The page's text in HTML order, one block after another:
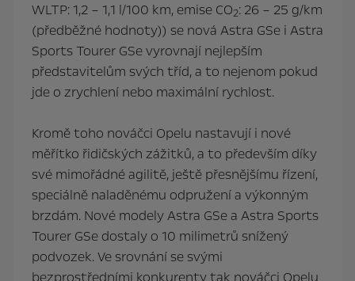
WLTP: 1,2 – 1,1 l/100 km, emise CO2: 26 – 25 g/km
(předběžné hodnoty)) se nová Astra GSe i Astra
Sports Tourer GSe vyrovnají nejlepším
představitelům svých tříd, a to nejenom pokud
jde o zrychlení nebo maximální rychlost.
Kromě toho nováčci Opelu nastavují i nové
měřítko řidičských zážitků, a to především díky
své mimořádné agilitě, ještě přesnějšímu řízení,
speciálně naladěnému odpružení a výkonným
brzdám. Nové modely Astra GSe a Astra Sports
Tourer GSe dostaly o 10 milimetrů snížený
podvozek. Ve srovnání se svými